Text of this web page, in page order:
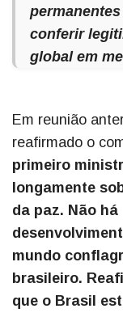
conferir
global em
Em reunião
reafirmado o
primeiro
longamente
da paz. Não
mundo
brasileiro.
que o Brasil